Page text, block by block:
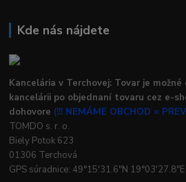
Kde nás nájdete
Kancelária v Terchovej: Tovar je
kancelárii po objednaní tovaru cez e-
dohovore (!!! NEMÁME OBCHOD =
TOMDO s. r. o.
Biely Potok 623
01306 Terchová
GPS súradnice: 49°15'31.6"N 19°03'27.8"E